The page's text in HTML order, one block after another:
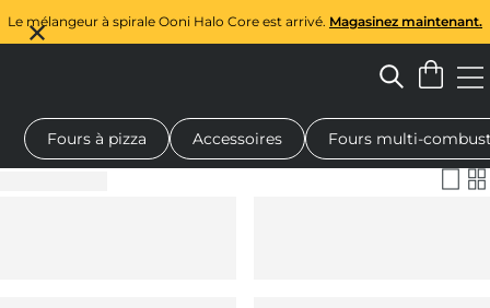
Le mélangeur à spirale Ooni Halo Core est arrivé. Magasinez maintenant.
pizza au feu de bois Malaxeur à pâte Cadeaux Planches de
Fours à pizza Accessoires Fours multi-